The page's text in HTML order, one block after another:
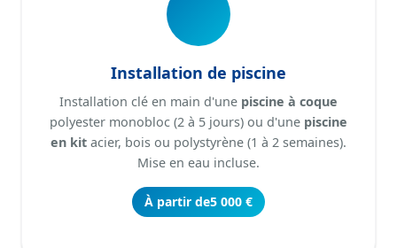
Installation de piscine
Installation clé en main d'une piscine à coque
polyester monobloc (2 à 5 jours) ou d'une piscine
en kit acier, bois ou polystyrène (1 à 2 semaines).
Mise en eau incluse.
À partir de5 000 €